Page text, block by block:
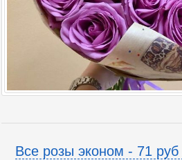
Все розы эконом - 71